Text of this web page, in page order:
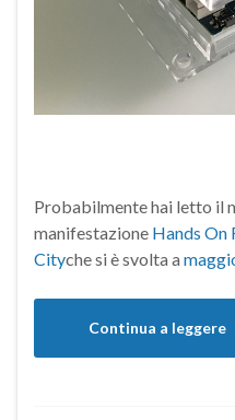
Probabilmente hai letto il
manifestazione Hands On
Cityche si è svolta a
Continua a leggere